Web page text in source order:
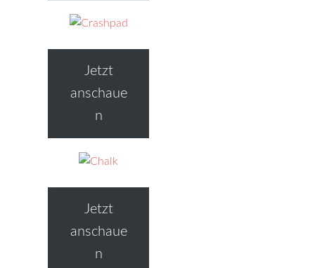
Jetzt
anschaue
n
Jetzt
anschaue
n